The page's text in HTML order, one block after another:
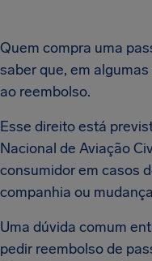
Quem compra uma
saber que, em
ao reembolso.
Esse direito está
Nacional de Aviação
consumidor em casos
companhia ou
Uma dúvida comum
pedir reembolso de